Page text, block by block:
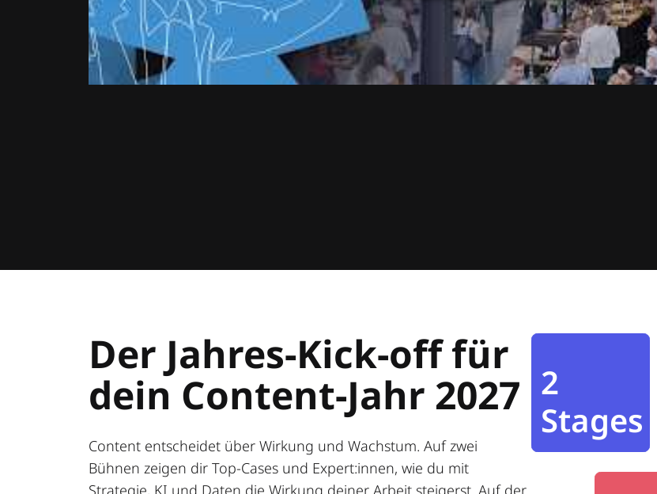
Der Jahres-Kick-off für
dein Content-Jahr 2027
Content entscheidet über Wirkung und Wachstum. Auf zwei
Bühnen zeigen dir Top-Cases und Expert:innen, wie du mit
Strategie, KI und Daten die Wirkung deiner Arbeit steigerst. Auf der
2
Stages